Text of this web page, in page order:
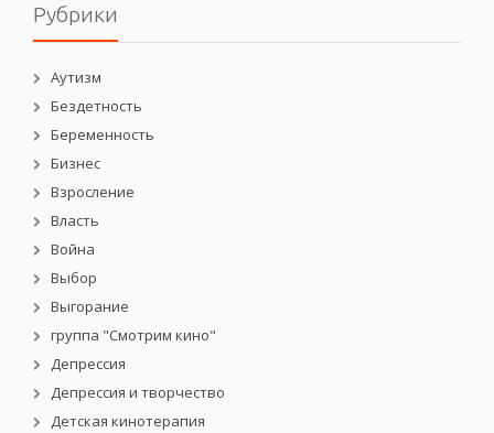
Рубрики
Аутизм
Бездетность
Беременность
Бизнес
Взросление
Власть
Война
Выбор
Выгорание
группа "Смотрим кино"
Депрессия
Депрессия и творчество
Детская кинотерапия